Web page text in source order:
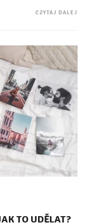
CZYTAJ DALEJ
TO UDĚLAT?